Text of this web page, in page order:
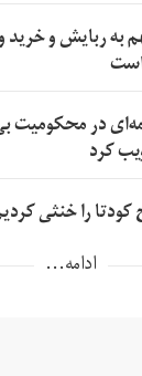
ربایش و
در محکومیت
کرد
را خنثی
ادامه...